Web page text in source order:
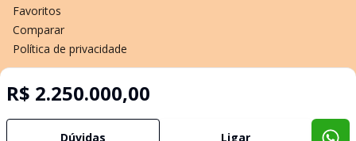
R$ 2.250.000,00
Dúvidas Ligar
Favoritos
Comparar
Política de privacidade
Selo de Tecnologia Loft